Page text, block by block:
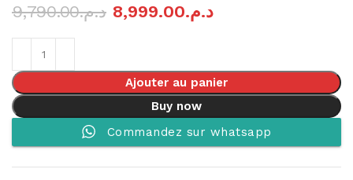
د.م.9,790.00 د.م.8,999.00
Ajouter au panier
Buy now
Commandez sur whatsapp